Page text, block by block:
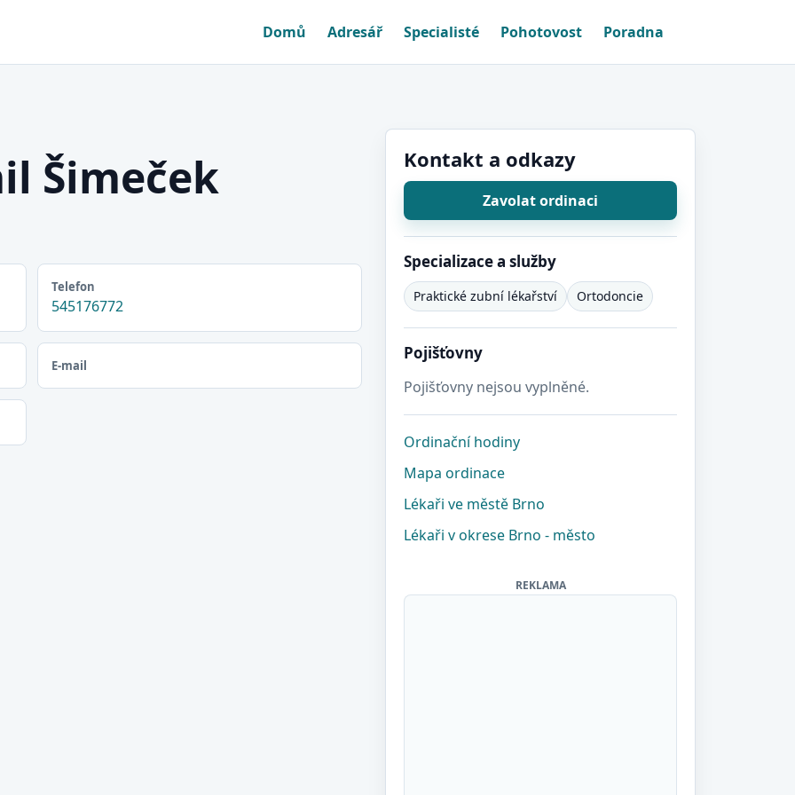
Domů Adresář Specialisté Pohotovost Poradna
Šimeček
Telefon
545176772
E-mail
Kontakt a odkazy
Zavolat ordinaci
Specializace a služby
Praktické zubní lékařství Ortodoncie
Pojišťovny
Pojišťovny nejsou vyplněné.
Ordinační hodiny
Mapa ordinace
Lékaři ve městě Brno
Lékaři v okrese Brno - město
REKLAMA